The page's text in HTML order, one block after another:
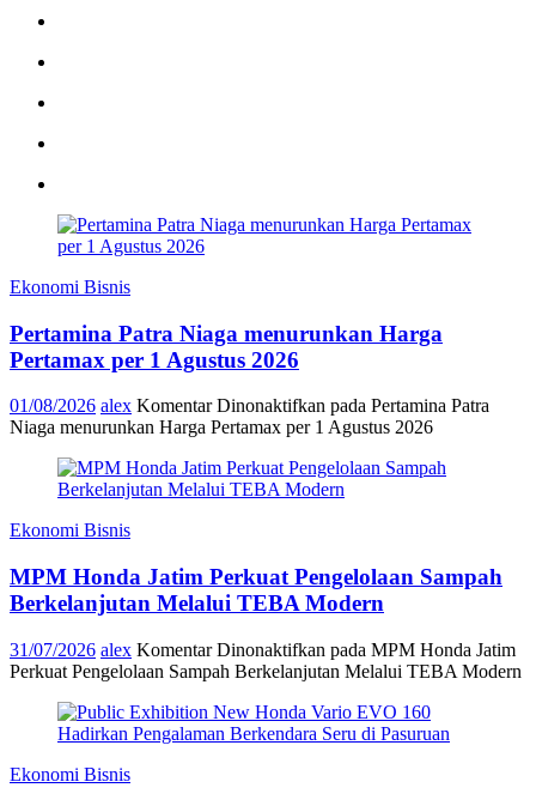
Ekonomi Bisnis
Pertamina Patra Niaga menurunkan Harga
Pertamax per 1 Agustus 2026
01/08/2026 alex Komentar Dinonaktifkan pada Pertamina Patra
Niaga menurunkan Harga Pertamax per 1 Agustus 2026
Ekonomi Bisnis
MPM Honda Jatim Perkuat Pengelolaan Sampah
Berkelanjutan Melalui TEBA Modern
31/07/2026 alex Komentar Dinonaktifkan pada MPM Honda Jatim
Perkuat Pengelolaan Sampah Berkelanjutan Melalui TEBA Modern
Ekonomi Bisnis